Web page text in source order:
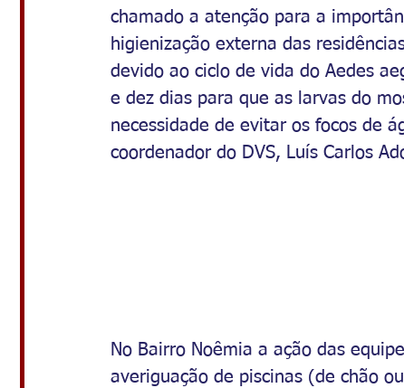
chamado a atenção para a
higienização externa das
devido ao ciclo de vida do Aedes
e dez dias para que as larvas do
necessidade de evitar os focos de
coordenador do DVS, Luís Carlos
No Bairro Noêmia a ação das
averiguação de piscinas (de chão